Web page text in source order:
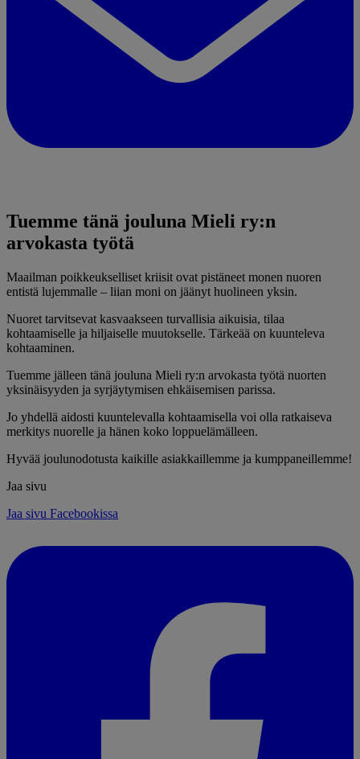
Tuemme tänä jouluna Mieli ry:n
arvokasta työtä
Maailman poikkeukselliset kriisit ovat pistäneet monen nuoren
entistä lujemmalle – liian moni on jäänyt huolineen yksin.
Nuoret tarvitsevat kasvaakseen turvallisia aikuisia, tilaa
kohtaamiselle ja hiljaiselle muutokselle. Tärkeää on kuunteleva
kohtaaminen.
Tuemme jälleen tänä jouluna Mieli ry:n arvokasta työtä nuorten
yksinäisyyden ja syrjäytymisen ehkäisemisen parissa.
Jo yhdellä aidosti kuuntelevalla kohtaamisella voi olla ratkaiseva
merkitys nuorelle ja hänen koko loppuelämälleen.
Hyvää joulunodotusta kaikille asiakkaillemme ja kumppaneillemme!
Jaa sivu
Jaa sivu Facebookissa